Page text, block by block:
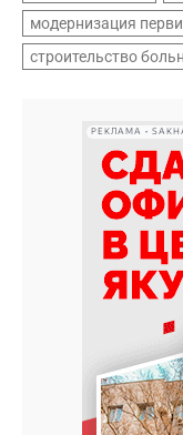
модернизация
строительство
РЕКЛАМА •